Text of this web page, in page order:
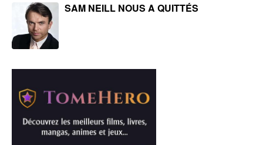
SAM NEILL NOUS A QUITTÉS